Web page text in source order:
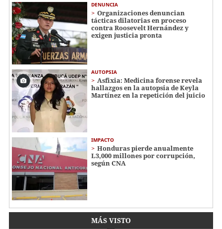
DENUNCIA
Organizaciones denuncian
tácticas dilatorias en proceso
contra Roosevelt Hernández y
exigen justicia pronta
AUTOPSIA
Asfixia: Medicina forense revela
hallazgos en la autopsia de Keyla
Martínez en la repetición del juicio
IMPACTO
Honduras pierde anualmente
L3,000 millones por corrupción,
según CNA
MÁS VISTO